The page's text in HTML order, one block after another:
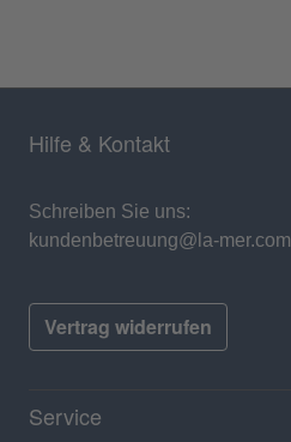
Hilfe & Kontakt
Schreiben Sie uns:
kundenbetreuung@la-mer.com
Vertrag widerrufen
Service